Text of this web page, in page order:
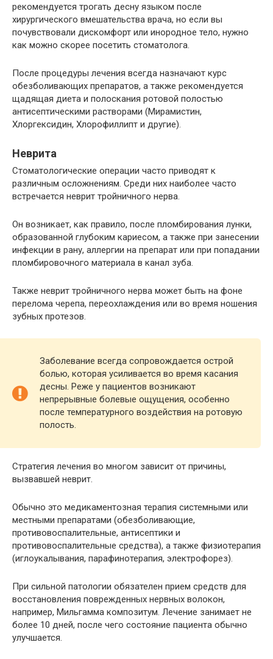
рекомендуется трогать десну языком после
хирургического вмешательства врача, но если вы
почувствовали дискомфорт или инородное тело, нужно
как можно скорее посетить стоматолога.
После процедуры лечения всегда назначают курс
обезболивающих препаратов, а также рекомендуется
щадящая диета и полоскания ротовой полостью
антисептическими растворами (Мирамистин,
Хлоргексидин, Хлорофиллипт и другие).
Неврита
Стоматологические операции часто приводят к
различным осложнениям. Среди них наиболее часто
встречается неврит тройничного нерва.
Он возникает, как правило, после пломбирования лунки,
образованной глубоким кариесом, а также при занесении
инфекции в рану, аллергии на препарат или при попадании
пломбировочного материала в канал зуба.
Также неврит тройничного нерва может быть на фоне
перелома черепа, переохлаждения или во время ношения
зубных протезов.
Заболевание всегда сопровождается острой
болью, которая усиливается во время касания
десны. Реже у пациентов возникают
непрерывные болевые ощущения, особенно
после температурного воздействия на ротовую
полость.
Стратегия лечения во многом зависит от причины,
вызвавшей неврит.
Обычно это медикаментозная терапия системными или
местными препаратами (обезболивающие,
противовоспалительные, антисептики и
противовоспалительные средства), а также физиотерапия
(иглоукалывания, парафинотерапия, электрофорез).
При сильной патологии обязателен прием средств для
восстановления поврежденных нервных волокон,
например, Мильгамма композитум. Лечение занимает не
более 10 дней, после чего состояние пациента обычно
улучшается.